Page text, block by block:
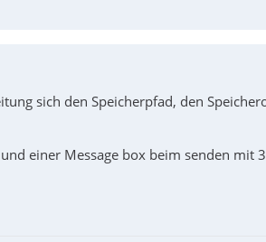
sich den Speicherpfad, den
einer Message box beim senden mit